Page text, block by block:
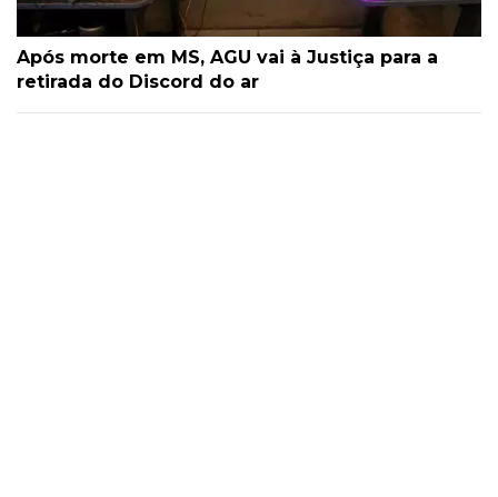
Após morte em MS, AGU vai à Justiça para a
retirada do Discord do ar